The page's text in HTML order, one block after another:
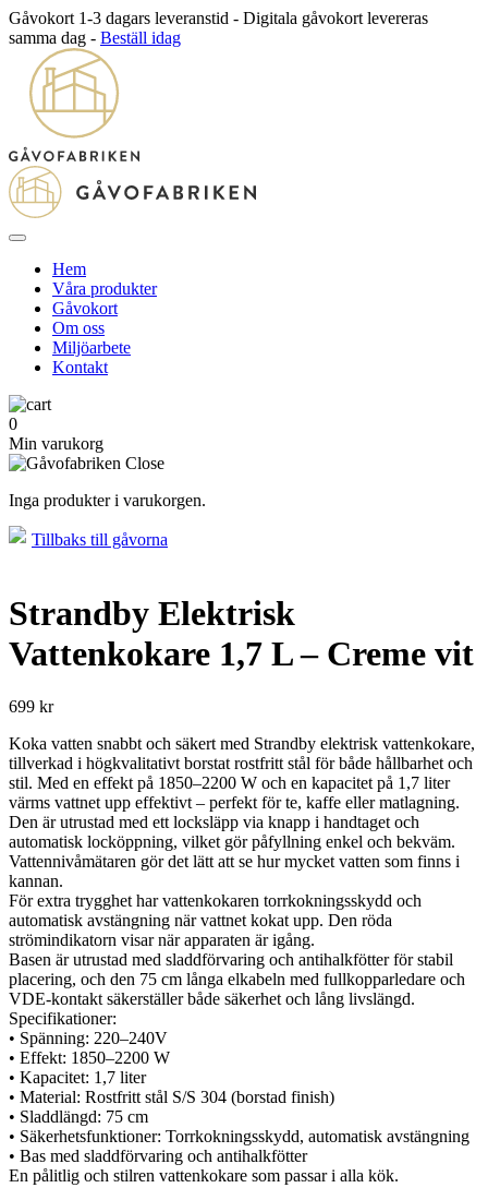
Gåvokort 1-3 dagars leveranstid - Digitala gåvokort levereras
samma dag - Beställ idag
Hem
Våra produkter
Gåvokort
Om oss
Miljöarbete
Kontakt
0
Min varukorg
Inga produkter i varukorgen.
Tillbaks till gåvorna
Strandby Elektrisk
Vattenkokare 1,7 L – Creme vit
699 kr
Koka vatten snabbt och säkert med Strandby elektrisk vattenkokare,
tillverkad i högkvalitativt borstat rostfritt stål för både hållbarhet och
stil. Med en effekt på 1850–2200 W och en kapacitet på 1,7 liter
värms vattnet upp effektivt – perfekt för te, kaffe eller matlagning.
Den är utrustad med ett locksläpp via knapp i handtaget och
automatisk locköppning, vilket gör påfyllning enkel och bekväm.
Vattennivåmätaren gör det lätt att se hur mycket vatten som finns i
kannan.
För extra trygghet har vattenkokaren torrkokningsskydd och
automatisk avstängning när vattnet kokat upp. Den röda
strömindikatorn visar när apparaten är igång.
Basen är utrustad med sladdförvaring och antihalkfötter för stabil
placering, och den 75 cm långa elkabeln med fullkopparledare och
VDE-kontakt säkerställer både säkerhet och lång livslängd.
Specifikationer:
• Spänning: 220–240V
• Effekt: 1850–2200 W
• Kapacitet: 1,7 liter
• Material: Rostfritt stål S/S 304 (borstad finish)
• Sladdlängd: 75 cm
• Säkerhetsfunktioner: Torrkokningsskydd, automatisk avstängning
• Bas med sladdförvaring och antihalkfötter
En pålitlig och stilren vattenkokare som passar i alla kök.